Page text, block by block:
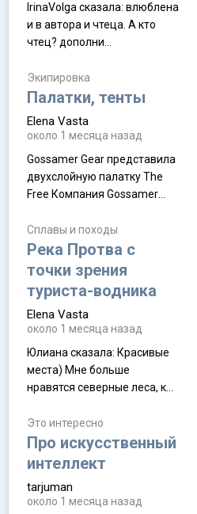
такая как бы переходная
ступень между привычной
нам Индией и остальными
надеюсь увидеть.
IrinaVolga сказалa: влюблена
и в автора и чтеца. А кто
чтец? дополни
Экипировка
Палатки, тенты
Elena Vasta
около 1 месяца назад
Gossamer Gear представила
двухслойную палатку The
Free Компания Gossamer
туристическую палатку The
Free, которая стала первой
ультралегкой моделью в
ассортименте
производителя. Новинка
получила двухслойную
конструкцию с отдельным
внешним тентом и сетчатой
внутренней палаткой, а ее
комплектации составляет
около 845 г. Палатка весит
менее
Сплавы и походы
Река Протва с
точки зрения
туриста-водника
Elena Vasta
около 1 месяца назад
Юлиана сказалa: Красивые
места) Мне больше
нравятся северные леса, как
южной тайги
Это интересно
Про искусственный
интеллект
tarjuman
около 1 месяца назад